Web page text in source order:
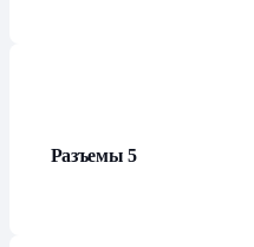
Разъемы 5